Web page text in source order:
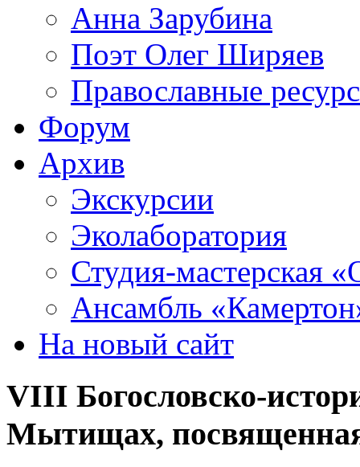
Анна Зарубина
Поэт Олег Ширяев
Православные
Форум
Архив
Экскурсии
Эколаборатория
Студия-мастерская
Ансамбль
На новый сайт
VIII Богословско-
Мытищах,